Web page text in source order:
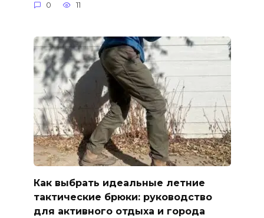
0 11
Как выбрать идеальные летние
тактические брюки: руководство
для активного отдыха и города